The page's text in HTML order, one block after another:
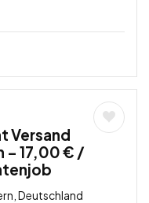
Versand
– 17,00 € /
Deutschland